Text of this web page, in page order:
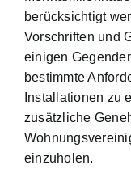
berücksichtigt
Vorschriften und
einigen
bestimmte
Installationen zu
zusätzliche
einzuholen.